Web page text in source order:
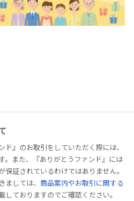
』のお取引をしていただく際には、
。また、『ありがとうファンド』には
証されているわけではありません。
ましては、商品案内やお取引に関する
ておりますのでご確認ください。